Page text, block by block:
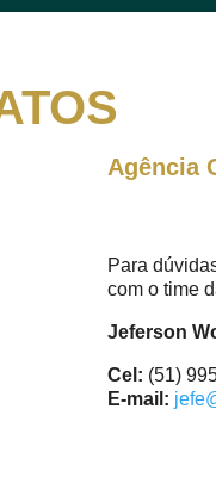
Agência
Para
com o time
Jeferson
Cel: (51)
E-mail: